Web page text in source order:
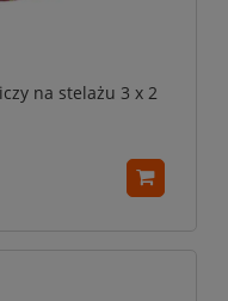
na stelażu 3 x 2